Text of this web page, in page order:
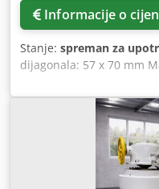
Informacije o
Stanje: spreman za
dijagonala: 57 x 70 mm
mm Raspon visine: 76
do 300 kom/min.